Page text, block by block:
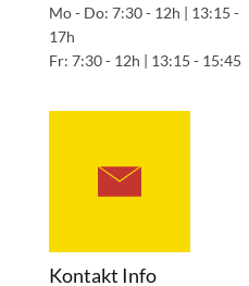
Mo - Do: 7:30 - 12h | 13:15 -
17h
Fr: 7:30 - 12h | 13:15 - 15:45
Kontakt Info